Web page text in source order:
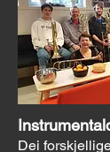
Dei